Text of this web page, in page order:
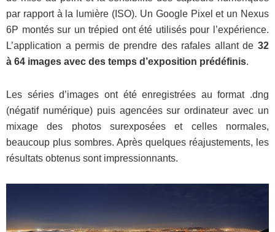
par rapport à la lumière (ISO). Un Google Pixel et un Nexus
6P montés sur un trépied ont été utilisés pour l’expérience.
L’application a permis de prendre des rafales allant de 32
à 64 images avec des temps d’exposition prédéfinis.
Les séries d’images ont été enregistrées au format .dng
(négatif numérique) puis agencées sur ordinateur avec un
mixage des photos surexposées et celles normales,
beaucoup plus sombres. Après quelques réajustements, les
résultats obtenus sont impressionnants.